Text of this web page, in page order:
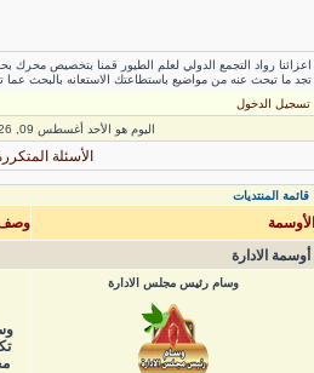
اعزائنا رواد التجمع الدولي لعلم الطيور قمنا بتخصيص
تجد ما تبحث عنه من مواضيع باستطاعتك الاستعانه بالبحث عما
تسجيل الدخول
اليوم هو الأحد أغسطس 09, 2026 9:38 am
الأسئلة
قائمة المنتديات
الأوسمة
أوسمة الادارة
وسام رئيس مجلس الادارة